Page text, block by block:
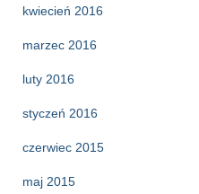
kwiecień 2016
marzec 2016
luty 2016
styczeń 2016
czerwiec 2015
maj 2015